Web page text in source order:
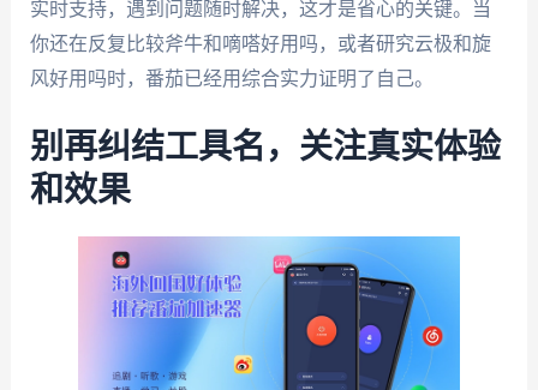
实时支持，遇到问题随时解决，这才是省心的关键。当
你还在反复比较斧牛和嘀嗒好用吗，或者研究云极和旋
风好用吗时，番茄已经用综合实力证明了自己。
别再纠结工具名，关注真实体验
和效果